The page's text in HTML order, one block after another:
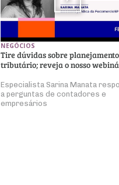
NEGÓCIOS
Tire dúvidas sobre planejamento
tributário; reveja o nosso
Especialista Sarina Manata
a perguntas de contadores e
empresários